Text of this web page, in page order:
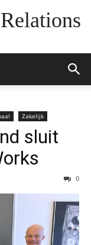
Zakelijk
sluit
0